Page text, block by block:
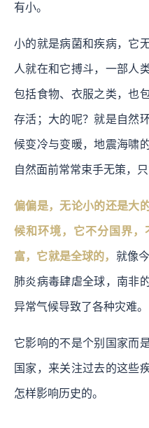
有小。
小的就是病菌和疾病，它
人就在和它搏斗，一部人
包括食物、衣服之类，也
存活；大的呢？就是自然
候变冷与变暖，地震海啸
自然面前常常束手无策，只
偏偏是，无论小的还是大
候和环境，它不分国界
富，它就是全球的， 就像
肺炎病毒肆虐全球，南非
异常气候导致了各种灾难。
它影响的不是个别国家而
国家，来关注过去的这些
怎样影响历史的。